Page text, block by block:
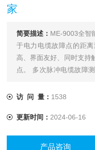
家
简要描述： ME-9003全智
于电力电缆故障点的距
高、界面友好、同时支持
点。 多次脉冲电缆故障
式下还须和电缆测试多次
访 问 量： 1538
更新时间： 2024-06-16
产品咨询